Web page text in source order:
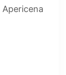
Apericena